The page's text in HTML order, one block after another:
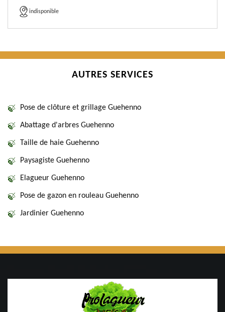
indisponible
AUTRES SERVICES
Pose de clôture et grillage Guehenno
Abattage d'arbres Guehenno
Taille de haie Guehenno
Paysagiste Guehenno
Elagueur Guehenno
Pose de gazon en rouleau Guehenno
Jardinier Guehenno